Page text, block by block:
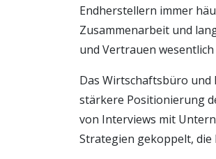
Endherstellern immer
Zusammenarbeit und
und Vertrauen wesentlich
Das Wirtschaftsbüro und
stärkere Positionierung
von Interviews mit
Strategien gekoppelt,